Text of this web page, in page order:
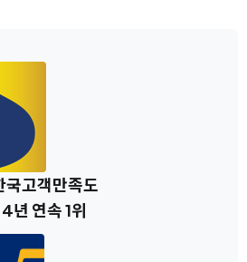
국고객만족도
4년 연속 1위